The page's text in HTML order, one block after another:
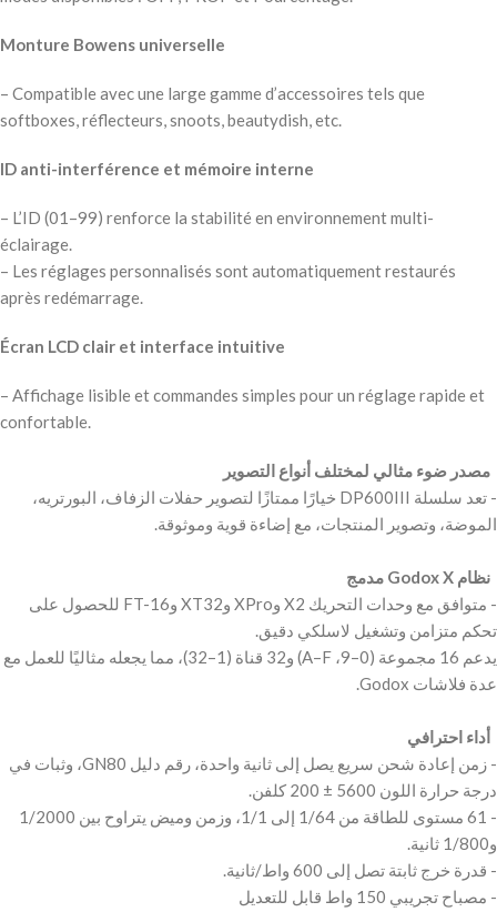
Monture Bowens universelle
– Compatible avec une large gamme d’accessoires tels que
softboxes, réflecteurs, snoots, beautydish, etc.
ID anti-interférence et mémoire interne
– L’ID (01–99) renforce la stabilité en environnement multi-
éclairage.
– Les réglages personnalisés sont automatiquement restaurés
après redémarrage.
Écran LCD clair et interface intuitive
– Affichage lisible et commandes simples pour un réglage rapide et
confortable.
‫- تعد سلسلة DP600III خيارًا ممتازًا لتصوير حفلات الزفاف، البورتريه،
‫- متوافق مع وحدات التحريك X2 وXPro وXT32 وFT-16 للحصول على
‫يدعم 16 مجموعة (0–9، A–F) و32 قناة (1–32)، مما يجعله مثاليًا للعمل مع
‫- زمن إعادة شحن سريع يصل إلى ثانية واحدة، رقم دليل GN80، وثبات في
‫- 61 مستوى للطاقة من 1/64 إلى 1/1، وزمن وميض يتراوح بين 1/2000